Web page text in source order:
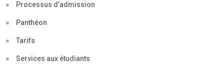
Processus d’admission
Panthéon
Tarifs
Services aux étudiants